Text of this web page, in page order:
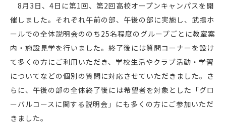
8月3日、4日に第1回、第2回高校オープンキャンパスを開
催しました。それぞれ午前の部、午後の部に実施し、武揚ホ
ールでの全体説明会ののち25名程度のグループごとに教室案
内・施設見学を行いました。終了後には質問コーナーを設け
て多くの方にご利用いただき、学校生活やクラブ活動・学習
についてなどの個別の質問に対応させていただきました。さ
らに、午後の部の全体終了後には希望者を対象とした「グロ
ーバルコースに関する説明会」にも多くの方にご参加いただ
きました。